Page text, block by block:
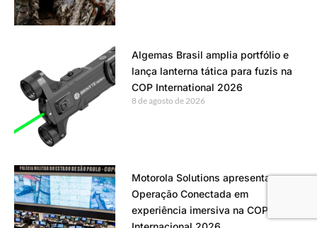
Algemas Brasil amplia portfólio e
lança lanterna tática para fuzis na
COP International 2026
8 de agosto de 2026
Motorola Solutions apresenta
Operação Conectada em
experiência imersiva na COP